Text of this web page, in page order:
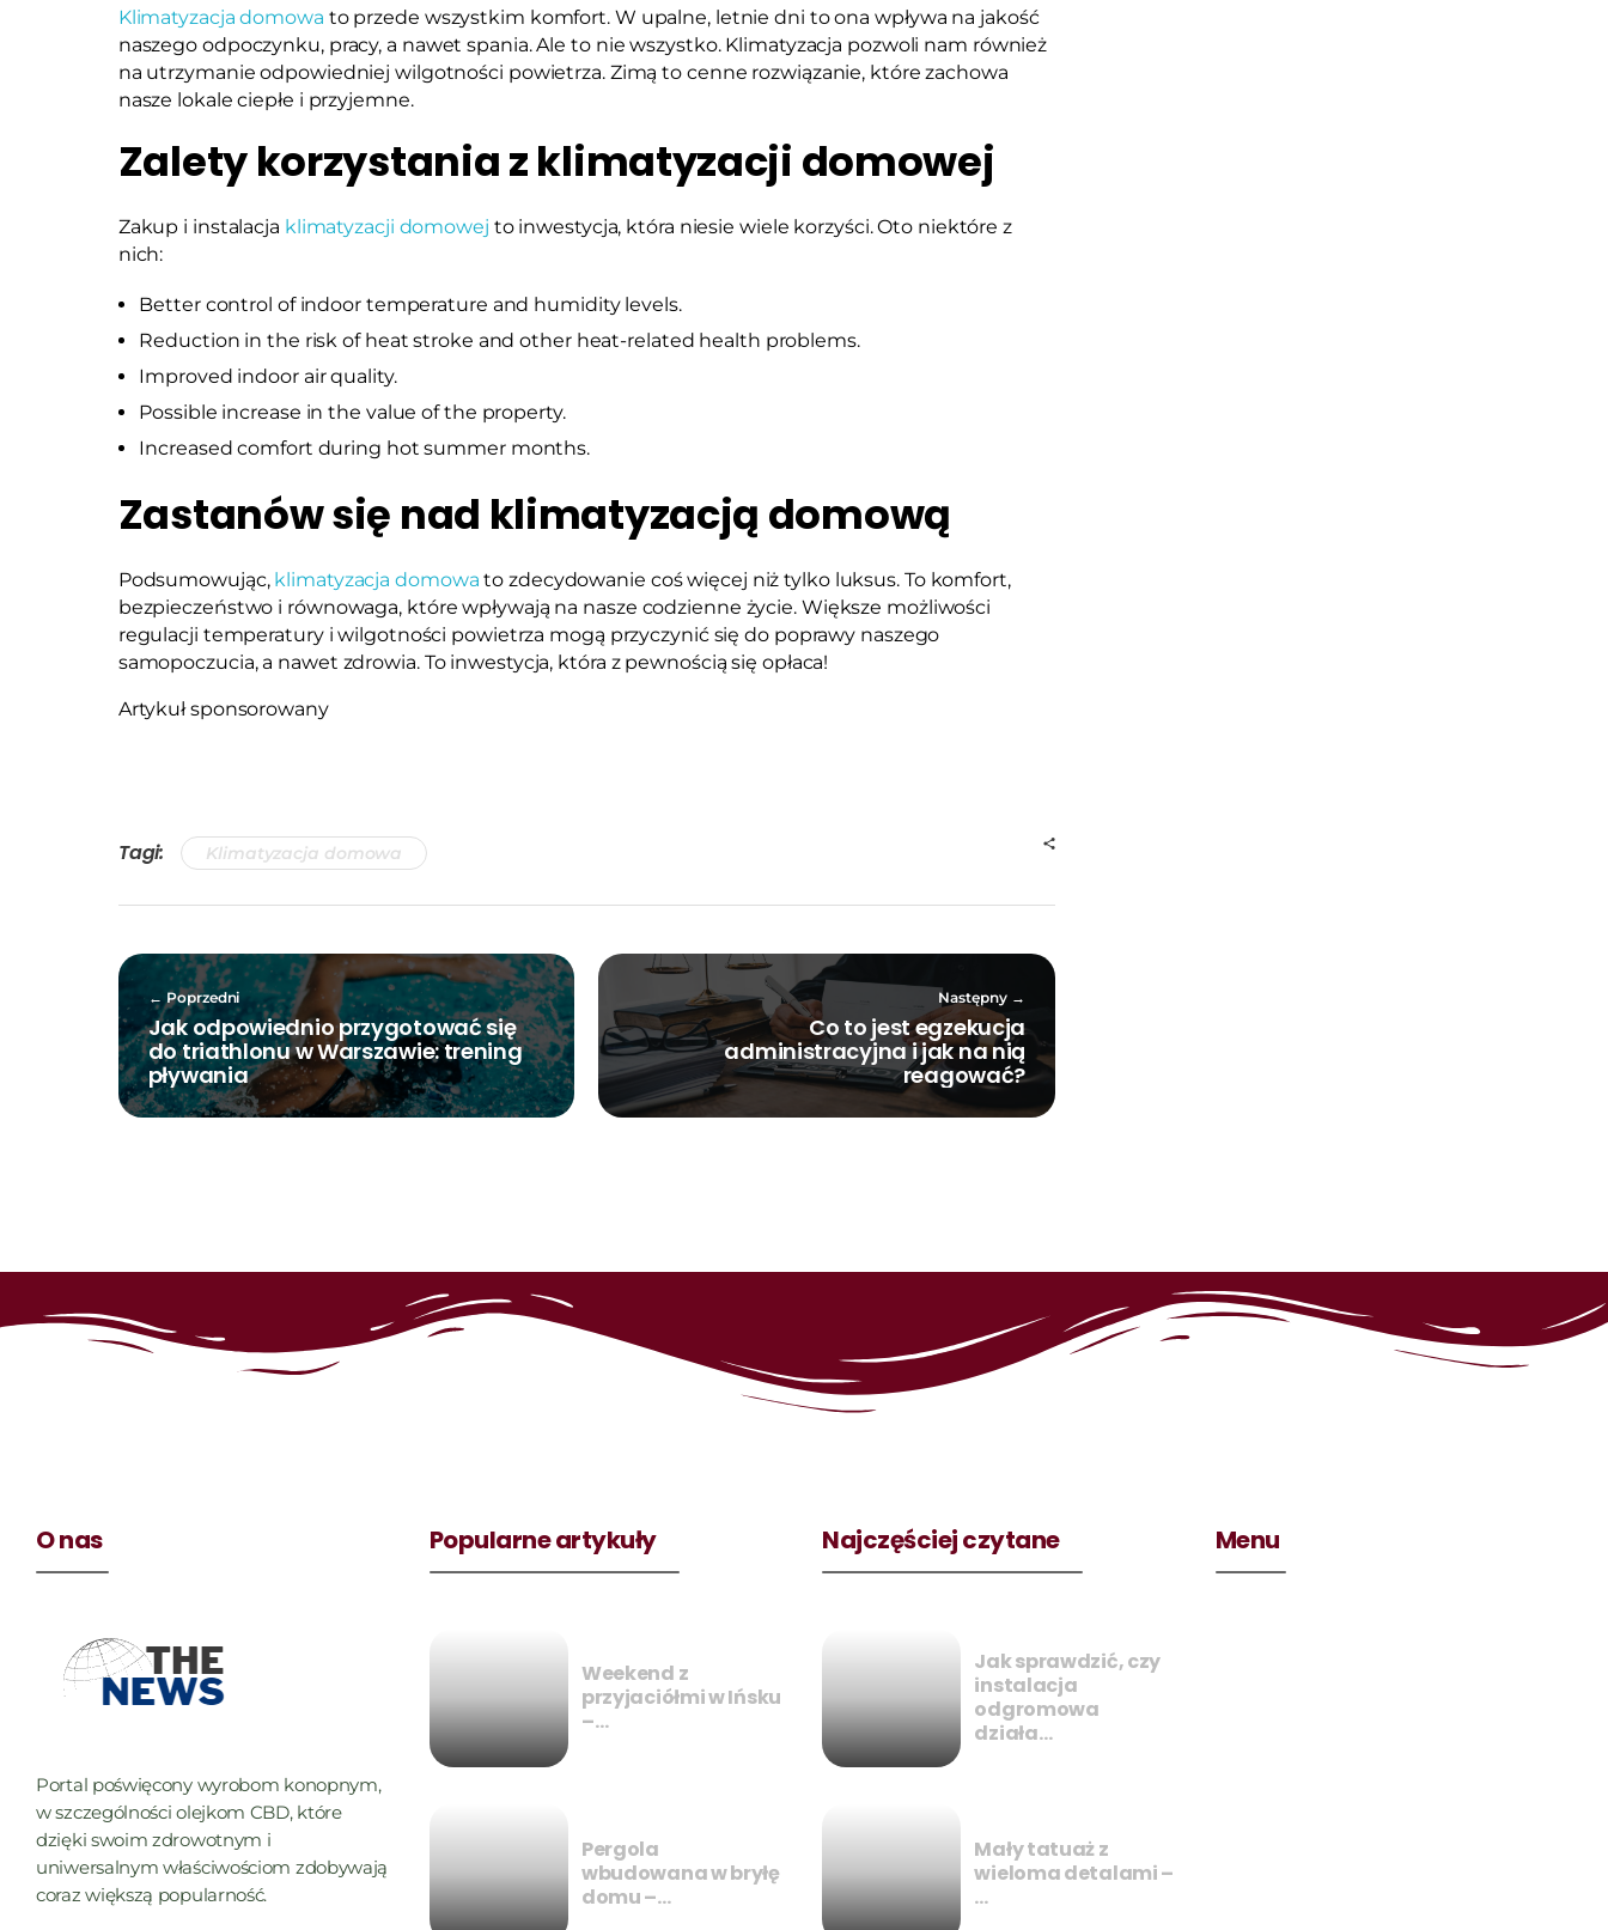
Klimatyzacja domowa to przede wszystkim komfort. W upalne, letnie dni to ona wpływa na jakość
naszego odpoczynku, pracy, a nawet spania. Ale to nie wszystko. Klimatyzacja pozwoli nam również
na utrzymanie odpowiedniej wilgotności powietrza. Zimą to cenne rozwiązanie, które zachowa
nasze lokale ciepłe i przyjemne.
Zalety korzystania z klimatyzacji domowej
Zakup i instalacja klimatyzacji domowej to inwestycja, która niesie wiele korzyści. Oto niektóre z
nich:
Better control of indoor temperature and humidity levels.
Reduction in the risk of heat stroke and other heat-related health problems.
Improved indoor air quality.
Possible increase in the value of the property.
Increased comfort during hot summer months.
Zastanów się nad klimatyzacją domową
Podsumowując, klimatyzacja domowa to zdecydowanie coś więcej niż tylko luksus. To komfort,
bezpieczeństwo i równowaga, które wpływają na nasze codzienne życie. Większe możliwości
regulacji temperatury i wilgotności powietrza mogą przyczynić się do poprawy naszego
samopoczucia, a nawet zdrowia. To inwestycja, która z pewnością się opłaca!
Artykuł sponsorowany
Tagi: Klimatyzacja domowa
Poprzedni
Jak odpowiednio przygotować się
do triathlonu w Warszawie: trening
pływania
Następny
Co to jest egzekucja
administracyjna i jak na nią
reagować?
O nas
Portal poświęcony wyrobom konopnym,
w szczególności olejkom CBD, które
dzięki swoim zdrowotnym i
uniwersalnym właściwościom zdobywają
coraz większą popularność.
Popularne artykuły
Weekend z
przyjaciółmi w Ińsku
–…
Pergola
wbudowana w bryłę
domu –…
Najczęściej czytane
Jak sprawdzić, czy
instalacja
odgromowa
działa…
Mały tatuaż z
wieloma detalami –
…
Menu